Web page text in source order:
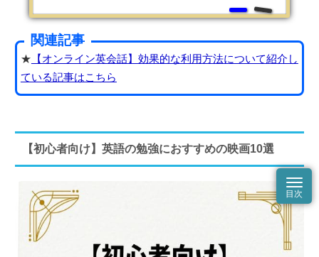
関連記事
★ 【オンライン英会話】効果的な利用方法について紹介し
ている記事はこちら
【初心者向け】英語の勉強におすすめの映画10選